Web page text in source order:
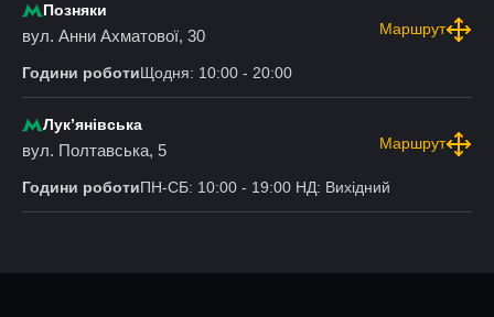
Позняки
вул. Анни Ахматової, 30 Маршрут
Години роботиЩодня: 10:00 - 20:00
Лукʼянівська
вул. Полтавська, 5 Маршрут
Години роботиПН-СБ: 10:00 - 19:00 НД: Вихідний